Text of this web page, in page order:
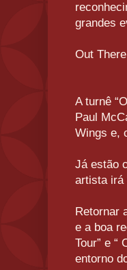
grandes
Out
A turnê
Paul
Wings e,
Já estão
artista irá
Retornar
e a boa
Tour” e “
entorno